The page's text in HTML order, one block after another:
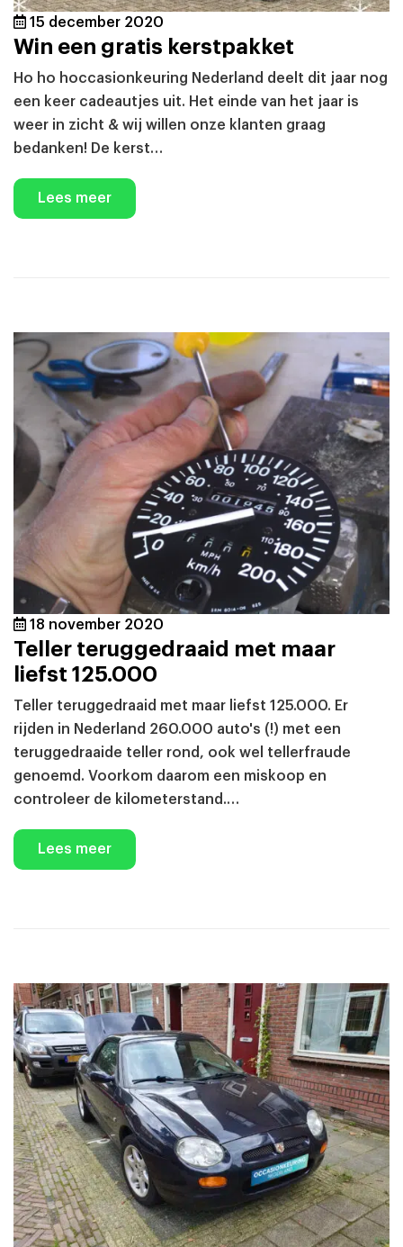
15 december 2020
Win een gratis kerstpakket
Ho ho hoccasionkeuring Nederland deelt dit jaar nog
een keer cadeautjes uit. Het einde van het jaar is
weer in zicht & wij willen onze klanten graag
bedanken! De kerst…
Lees meer
18 november 2020
Teller teruggedraaid met maar
liefst 125.000
Teller teruggedraaid met maar liefst 125.000. Er
rijden in Nederland 260.000 auto's (!) met een
teruggedraaide teller rond, ook wel tellerfraude
genoemd. Voorkom daarom een miskoop en
controleer de kilometerstand.…
Lees meer